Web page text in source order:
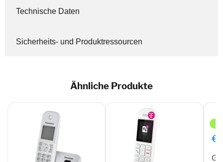
Technische Daten
Sicherheits- und Produktressourcen
Ähnliche Produkte